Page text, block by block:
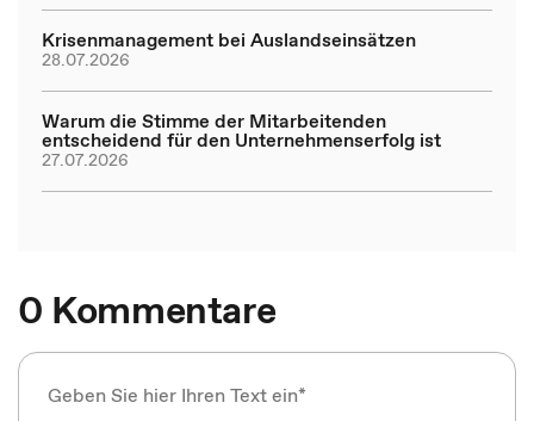
Krisenmanagement bei Auslandseinsätzen
28.07.2026
Warum die Stimme der Mitarbeitenden
entscheidend für den Unternehmenserfolg ist
27.07.2026
0 Kommentare